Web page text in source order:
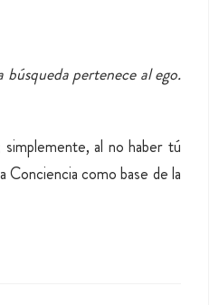
pertenece al ego.
al no haber tú
Conciencia como base de la